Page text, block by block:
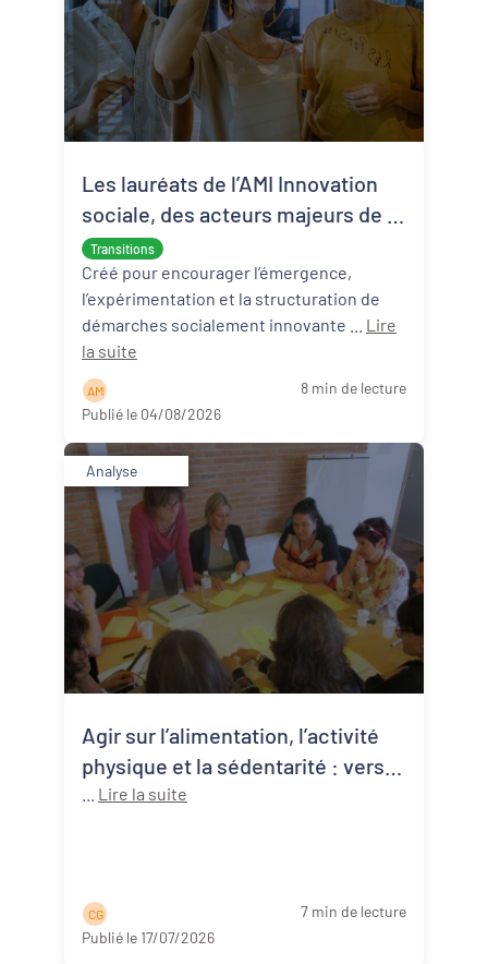
Transitions
Les lauréats de l’AMI Innovation
sociale, des acteurs majeurs de la
transition écologique et sociale
Créé pour encourager l’émergence,
l’expérimentation et la structuration de
Lire
la suite
A M
8 min de lecture
Publié le 04/08/2026
Analyse
Agir sur l’alimentation, l’activité
physique et la sédentarité : vers
une approche systémique de la
Lire la suite
C G
7 min de lecture
Publié le 17/07/2026